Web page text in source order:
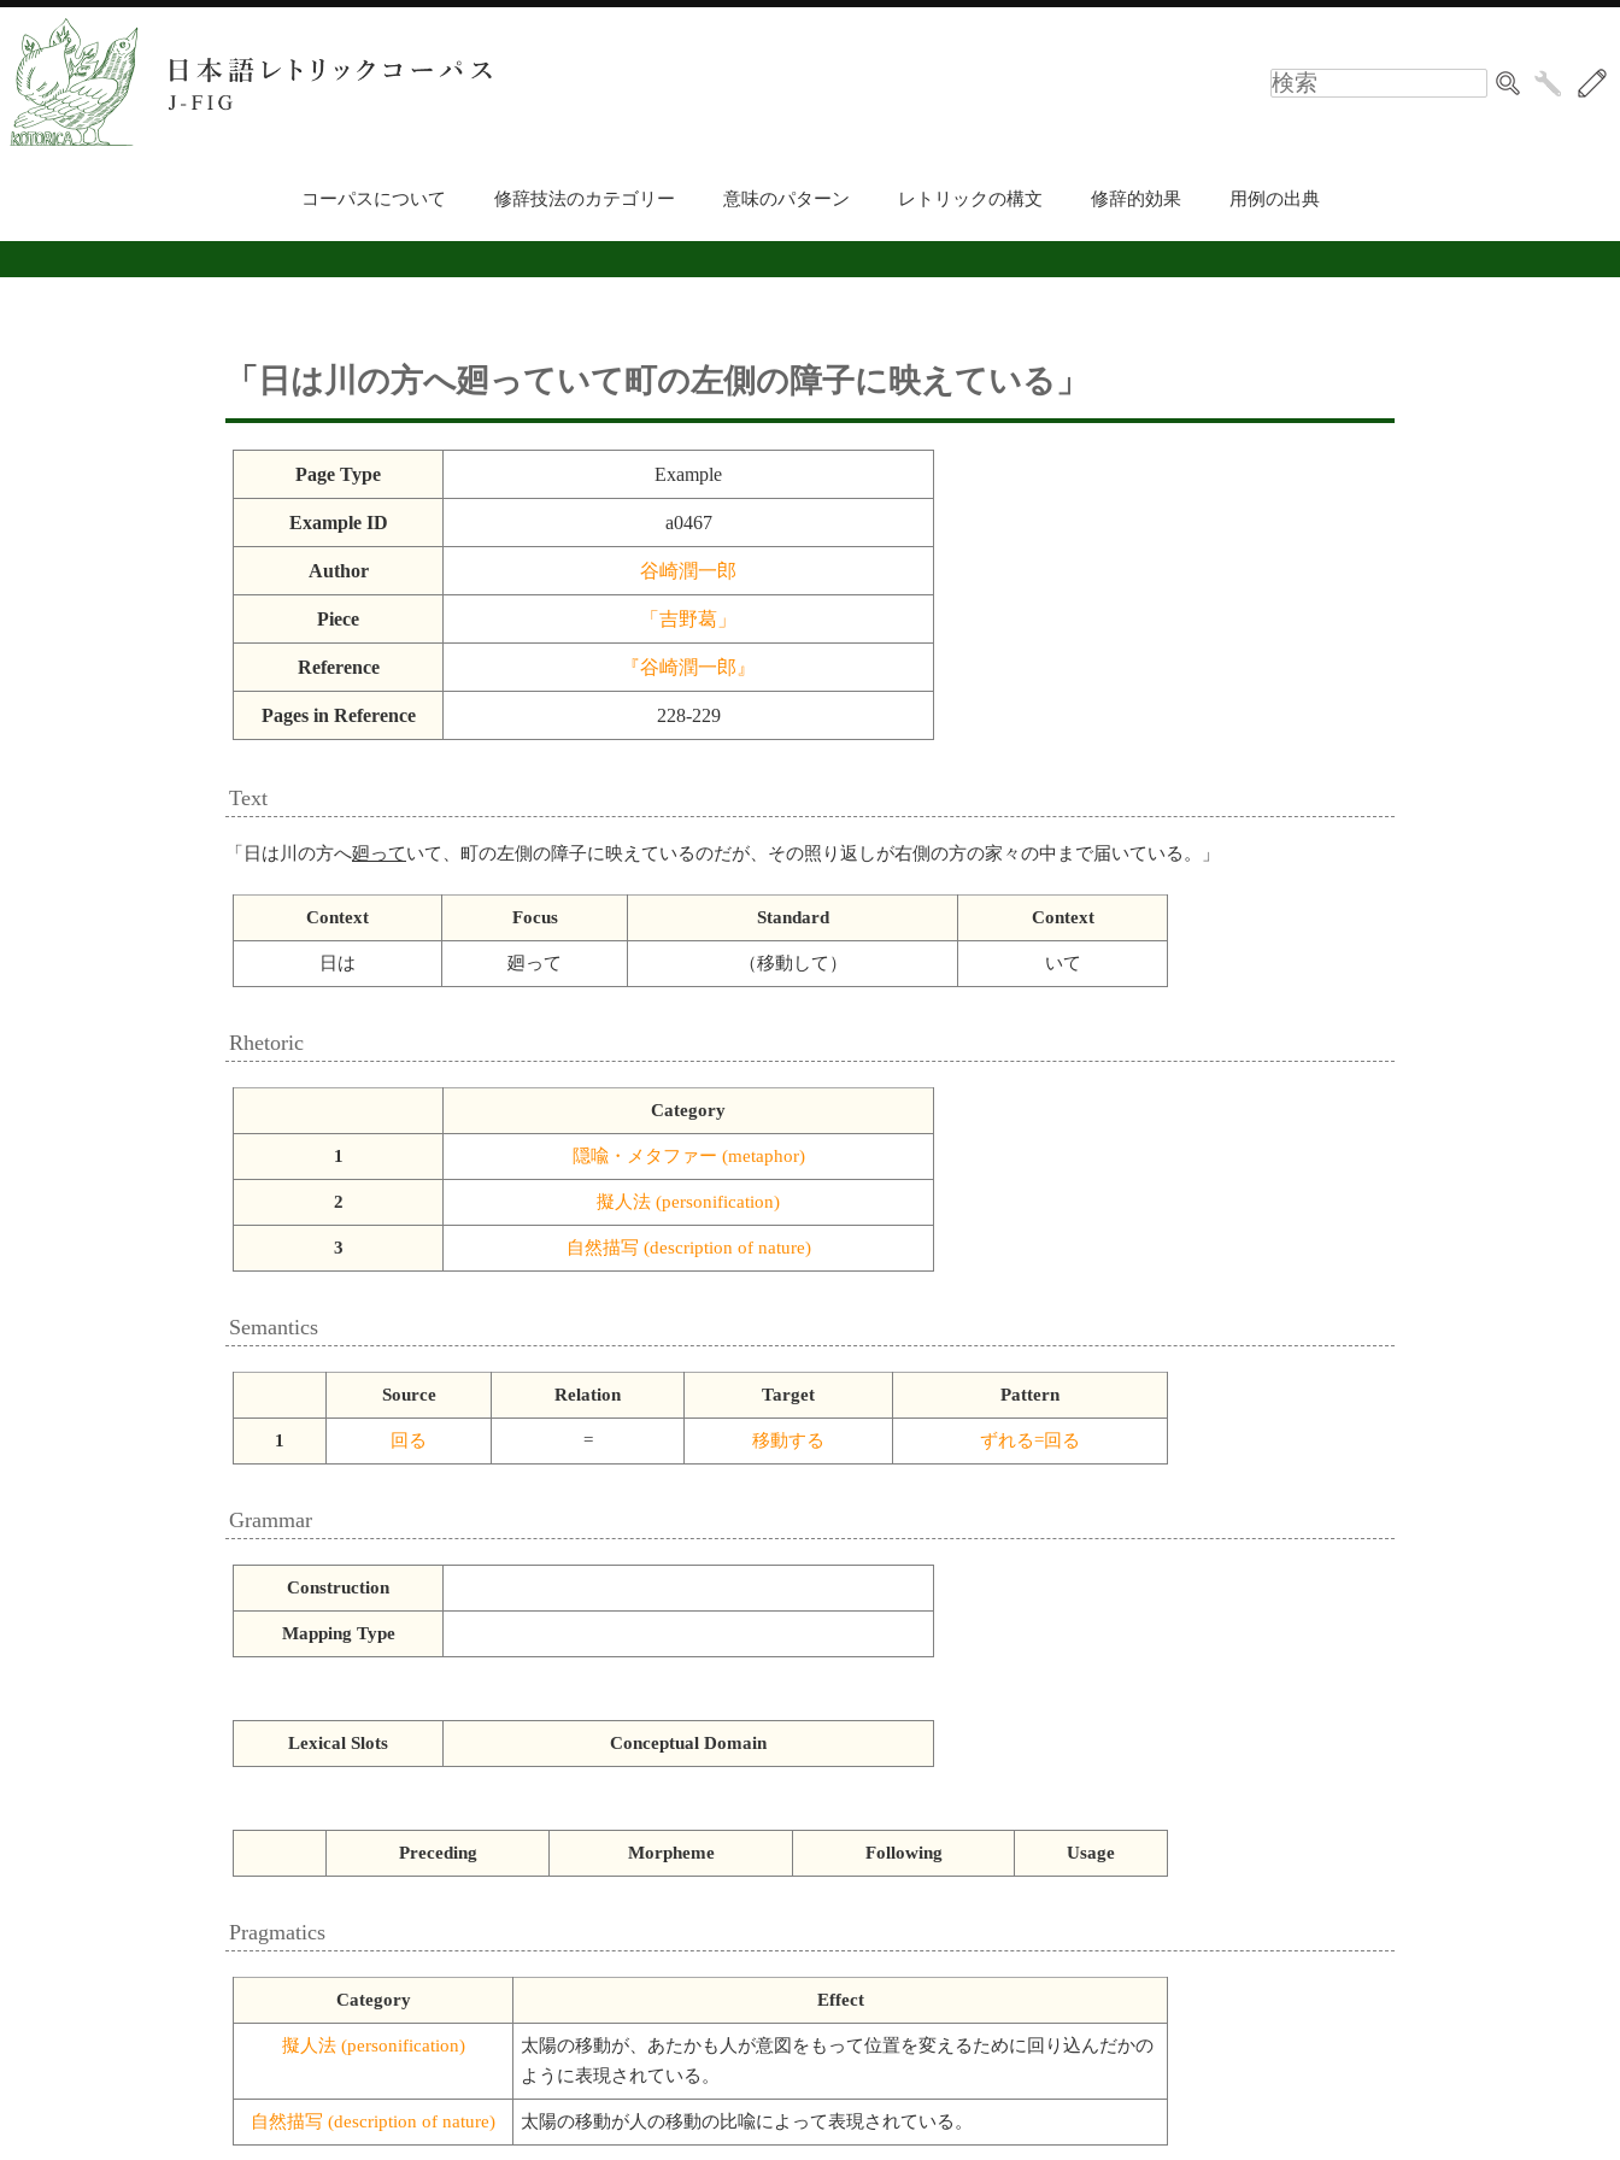
コーパスについて 修辞技法のカテゴリー 意味のパターン レトリックの構文 修辞的効果 用例の出典
「日は川の方へ廻っていて町の左側の障子に映えている」
Page Type Example
Example ID a0467
Author 谷崎潤一郎
Piece 「吉野葛」
Reference 『谷崎潤一郎』
Pages in Reference 228-229
Text
「 日は川の方へ廻っていて、町の左側の障子に映えているのだが、その照り返しが右側の方の家々の中まで届いている。 」
Context Focus Standard Context
日は 廻って （移動して） いて
Rhetoric
Category
1 隠喩・メタファー (metaphor)
2 擬人法 (personification)
3 自然描写 (description of nature)
Semantics
Source Relation Target Pattern
1 回る = 移動する ずれる=回る
Grammar
Construction
Mapping Type
Lexical Slots Conceptual Domain
Preceding Morpheme Following Usage
Pragmatics
Category Effect
擬人法 (personification)
太陽の移動が、あたかも人が意図をもって位置を変えるために回り込んだかの
ように表現されている。
自然描写 (description of nature) 太陽の移動が人の移動の比喩によって表現されている。